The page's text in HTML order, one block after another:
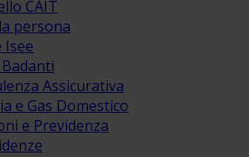
CAIT
persona
Isee
Assicurativa
e Gas Domestico
e Previdenza